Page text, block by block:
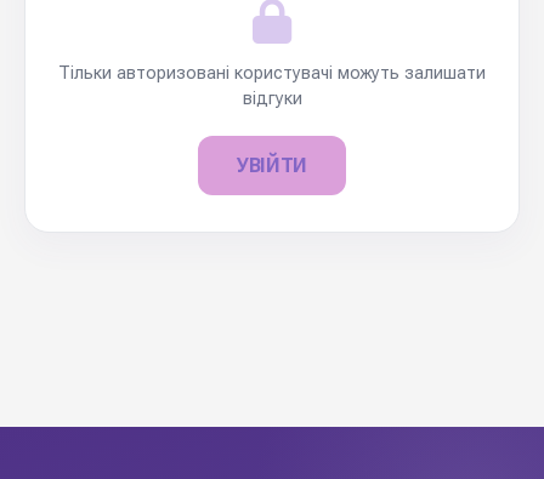
Тільки авторизовані користувачі можуть залишати
відгуки
УВІЙТИ